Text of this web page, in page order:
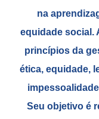
na
equidade social.
princípios da
ética, equidade,
Seu objetivo é